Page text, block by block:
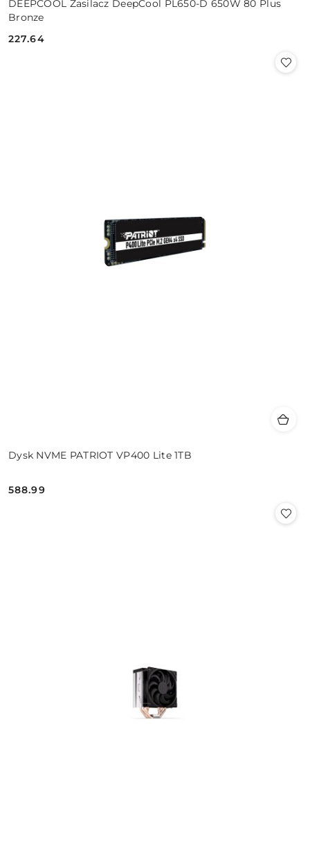
DEEPCOOL Zasilacz DeepCool PL650-D 650W 80 Plus
Bronze
Cena:
227.64
Dysk NVME PATRIOT VP400 Lite 1TB
Cena:
588.99